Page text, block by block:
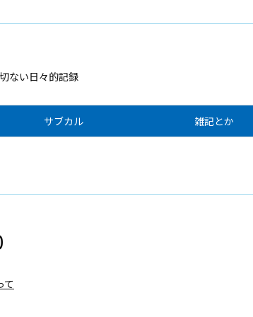
ない日々的記録
サブカル 雑記とか
て